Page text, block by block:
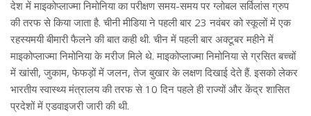
देश में माइकोप्लाज्मा निमोनिया का परीक्षण समय-समय पर ग्लोबल सर्विलांस ग्रुप
की तरफ से किया जाता है. चीनी मीडिया ने पहली बार 23 नवंबर को स्कूलों में एक
रहस्यमयी बीमारी फैलने की बात कही थी. चीन में पहली बार अक्टूबर महीने में
माइकोप्लाज्मा निमोनिया के मरीज मिले थे. माइकोप्लाज्मा निमोनिया से ग्रसित बच्चों
में खांसी, जुकाम, फेफड़ों में जलन, तेज बुखार के लक्षण दिखाई देते हैं. इसको लेकर
भारतीय स्वास्थ्य मंत्रालय की तरफ से 10 दिन पहले ही राज्यों और केंद्र शासित
प्रदेशों में एडवाइजरी जारी की थी.